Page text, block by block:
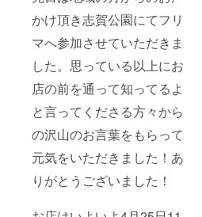
かけ頂き志賀公園にてフリ
マへ参加させていただきま
した。思っている以上にお
店の前を通って知ってるよ
と言ってくださる方々から
の沢山のお言葉をもらって
元気をいただきました！あ
りがとうございました！